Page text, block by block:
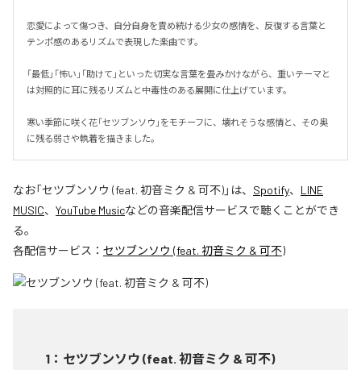
恋愛によって傷つき、自分自身を責め続ける少女の感情を、反復する言葉と
テンポ感のあるリズムで表現した楽曲です。
「最低」「怖い」「助けて」といった切実な言葉を畳みかけながら、重いテーマと
は対照的に耳に残るリズムと中毒性のある展開に仕上げています。
寒い季節に咲く花「セツブンソウ」をモチーフに、壊れそうな感情と、その奥
に残る弱さや執着を描きました。
なお「セツブンソウ (feat. 初音ミク & 可不)」は、 Spotify、 LINE
MUSIC、 YouTube Musicなどの音楽配信サービスで聴くことができ
る。
各配信サービス： セツブンソウ (feat. 初音ミク & 可不)
1 ： セツブンソウ (feat. 初音ミク & 可不)